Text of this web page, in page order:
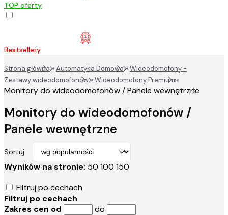
TOP oferty
Bestsellery
Strona główna»Automatyka Domowa»Wideodomofony -
Zestawy wideodomofonów»Wideodomofony Premium»
Monitory do wideodomofonów / Panele wewnętrzne
Monitory do wideodomofonów /
Panele wewnętrzne
Sortuj
Wyników na stronie: 50 100 150
Filtruj po cechach
Filtruj po cechach
Zakres cen od
do